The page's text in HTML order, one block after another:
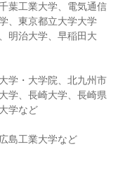
葉工業大学、電気通信
、東京都立大学大学
明治大学、早稲田大
学・大学院、北九州市
学、長崎大学、長崎県
学など
島工業大学など